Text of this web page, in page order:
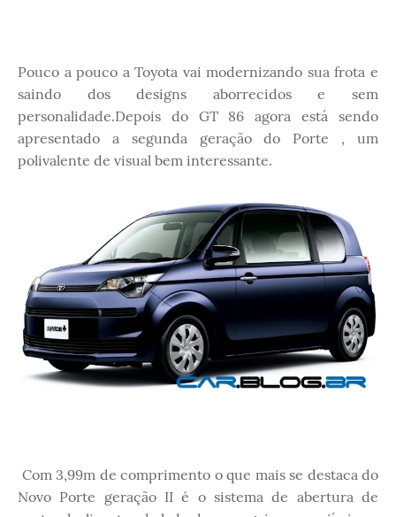
Pouco a pouco a Toyota vai modernizando sua frota e
saindo dos designs aborrecidos e sem
personalidade.Depois do GT 86 agora está sendo
apresentado a segunda geração do Porte , um
polivalente de visual bem interessante.
Com 3,99m de comprimento o que mais se destaca do
Novo Porte geração II é o sistema de abertura de